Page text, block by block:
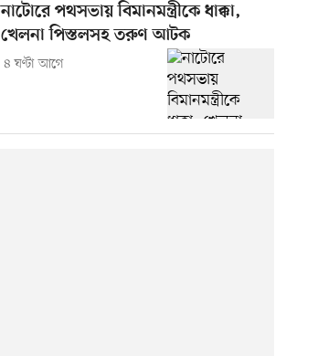
নাটোরে পথসভায় বিমানমন্ত্রীকে ধাক্কা,
খেলনা পিস্তলসহ তরুণ আটক
৪ ঘণ্টা আগে